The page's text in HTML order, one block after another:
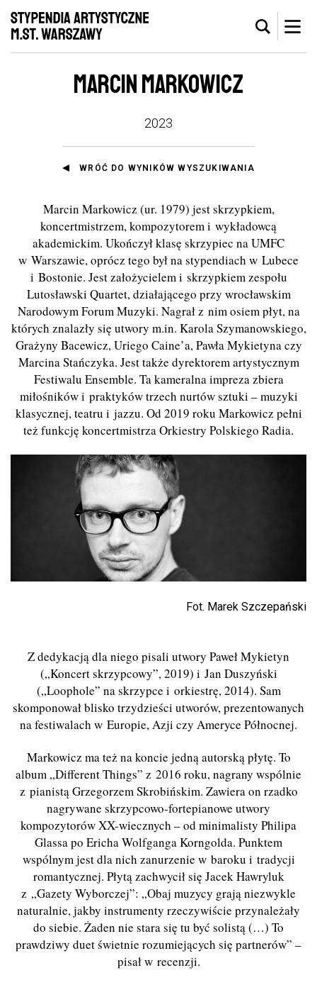
MARCIN MARKOWICZ
2023
WRÓĆ DO WYNIKÓW WYSZUKIWANIA
Marcin Markowicz (ur. 1979) jest skrzypkiem,
koncertmistrzem, kompozytorem i wykładowcą
akademickim. Ukończył klasę skrzypiec na UMFC
w Warszawie, oprócz tego był na stypendiach w Lubece
i Bostonie. Jest założycielem i skrzypkiem zespołu
Lutosławski Quartet, działającego przy wrocławskim
Narodowym Forum Muzyki. Nagrał z nim osiem płyt, na
których znalazły się utwory m.in. Karola Szymanowskiego,
Grażyny Bacewicz, Uriego Caine’a, Pawła Mykietyna czy
Marcina Stańczyka. Jest także dyrektorem artystycznym
Festiwalu Ensemble. Ta kameralna impreza zbiera
miłośników i praktyków trzech nurtów sztuki – muzyki
klasycznej, teatru i jazzu. Od 2019 roku Markowicz pełni
też funkcję koncertmistrza Orkiestry Polskiego Radia.
Fot. Marek Szczepański
Z dedykacją dla niego pisali utwory Paweł Mykietyn
(„Koncert skrzypcowy”, 2019) i Jan Duszyński
(„Loophole” na skrzypce i orkiestrę, 2014). Sam
skomponował blisko trzydzieści utworów, prezentowanych
na festiwalach w Europie, Azji czy Ameryce Północnej.
Markowicz ma też na koncie jedną autorską płytę. To
album„Different Things” z 2016 roku, nagrany wspólnie
z pianistą Grzegorzem Skrobińskim. Zawiera on rzadko
nagrywane skrzypcowo-fortepianowe utwory
kompozytorów XX-wiecznych –od minimalisty Philipa
Glassa po Ericha Wolfganga Korngolda. Punktem
wspólnym jest dla nich zanurzenie w baroku i tradycji
romantycznej. Płytą zachwycił się Jacek Hawryluk
z „Gazety Wyborczej”: „Obaj muzycy grają niezwykle
naturalnie, jakby instrumenty rzeczywiście przynależały
do siebie. Żaden nie stara się tu być solistą (…) To
prawdziwy duet świetnie rozumiejących się partnerów” –
pisał w recenzji.